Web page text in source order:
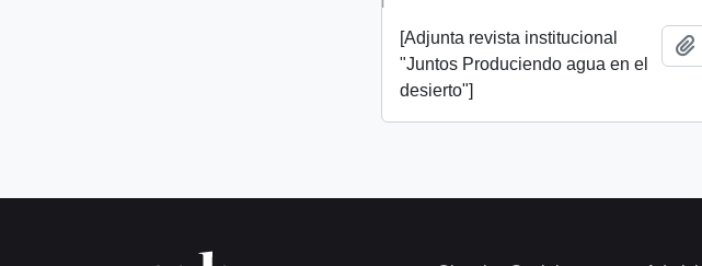
[Adjunta revista institucional
"Juntos Produciendo agua en el
desierto"]